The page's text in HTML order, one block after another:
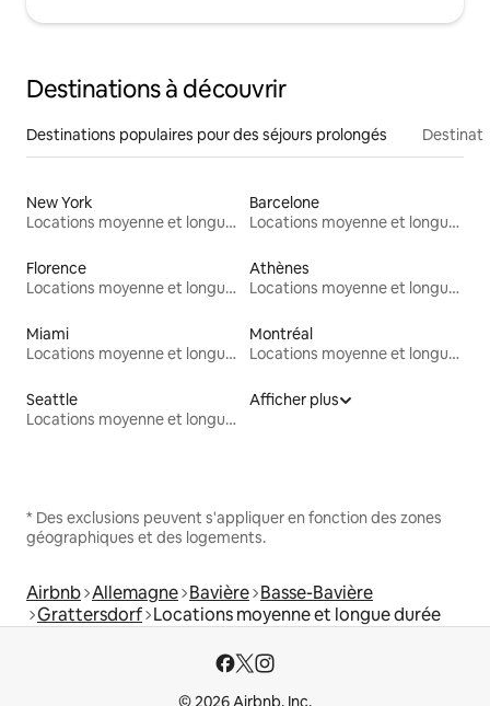
Destinations à découvrir
Destinations populaires pour des séjours prolongés
New York
Locations moyenne et longue durée
Barcelone
Locations moyenne et longue durée
Florence
Locations moyenne et longue durée
Athènes
Locations moyenne et longue durée
Miami
Locations moyenne et longue durée
Montréal
Locations moyenne et longue durée
Seattle
Locations moyenne et longue durée
Afficher plus
* Des exclusions peuvent s'appliquer en fonction des zones
géographiques et des logements.
Airbnb Allemagne Bavière Basse-Bavière
Grattersdorf Locations moyenne et longue durée
© 2026 Airbnb, Inc.